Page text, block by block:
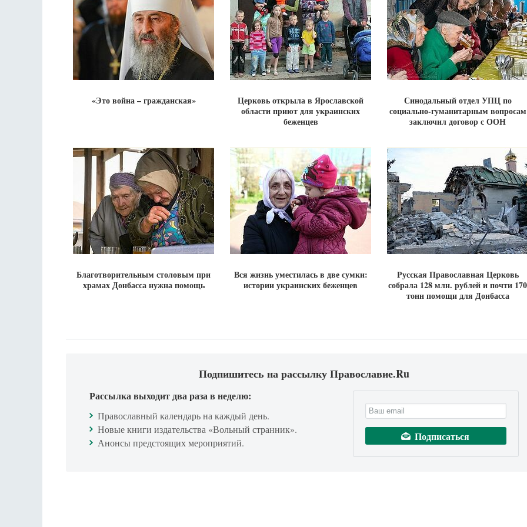
«Это война – гражданская»
Церковь открыла в Ярославской
области приют для украинских
беженцев
Синодальный отдел УПЦ по
социально-гуманитарным вопросам
заключил договор с ООН
Благотворительным столовым при
храмах Донбасса нужна помощь
Вся жизнь уместилась в две сумки:
истории украинских беженцев
Русская Православная Церковь
собрала 128 млн. рублей и почти 170
тонн помощи для Донбасса
Подпишитесь на рассылку Православие.Ru
Рассылка выходит два раза в неделю:
Православный календарь на каждый день.
Новые книги издательства «Вольный странник».
Анонсы предстоящих мероприятий.